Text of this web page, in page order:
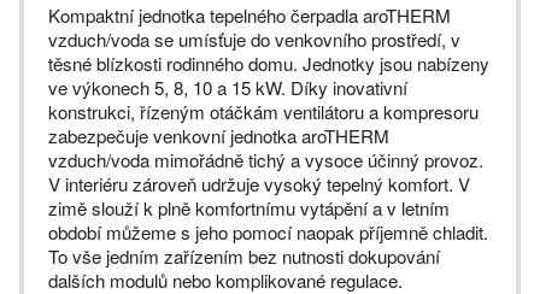
Kompaktní jednotka tepelného čerpadla aroTHERM
vzduch/voda se umísťuje do venkovního prostředí, v
těsné blízkosti rodinného domu. Jednotky jsou nabízeny
ve výkonech 5, 8, 10 a 15 kW. Díky inovativní
konstrukci, řízeným otáčkám ventilátoru a kompresoru
zabezpečuje venkovní jednotka aroTHERM
vzduch/voda mimořádně tichý a vysoce účinný provoz.
V interiéru zároveň udržuje vysoký tepelný komfort. V
zimě slouží k plně komfortnímu vytápění a v letním
období můžeme s jeho pomocí naopak příjemně chladit.
To vše jedním zařízením bez nutnosti dokupování
dalších modulů nebo komplikované regulace.